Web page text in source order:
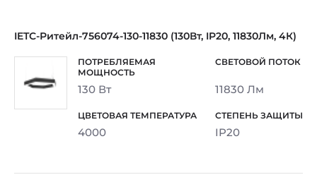
IETC-Ритейл-756074-130-11830 (130Вт, IP20, 11830Лм, 4К)
130 Вт 11830 Лм
4000 IP20